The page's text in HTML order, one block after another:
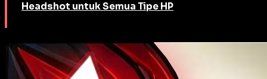
Headshot untuk Semua Tipe HP